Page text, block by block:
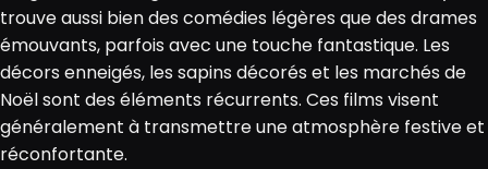
trouve aussi bien des comédies légères que des drames
émouvants, parfois avec une touche fantastique. Les
décors enneigés, les sapins décorés et les marchés de
Noël sont des éléments récurrents. Ces films visent
généralement à transmettre une atmosphère festive et
réconfortante.